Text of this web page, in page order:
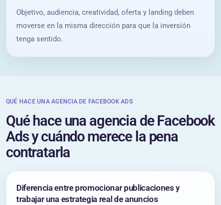
Objetivo, audiencia, creatividad, oferta y landing deben
moverse en la misma dirección para que la inversión
tenga sentido.
QUÉ HACE UNA AGENCIA DE FACEBOOK ADS
Qué hace una agencia de Facebook
Ads y cuándo merece la pena
contratarla
Diferencia entre promocionar publicaciones y
trabajar una estrategia real de anuncios